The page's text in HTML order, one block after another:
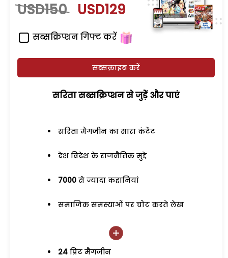
USD150 USD129
सब्सक्रिप्शन गिफ्ट करें
सब्सक्राइब करें
सरिता सब्सक्रिप्शन से जुड़ेें और पाएं
सरिता मैगजीन का सारा कंटेंट
देश विदेश के राजनैतिक मुद्दे
7000 से ज्यादा कहानियां
समाजिक समस्याओं पर चोट करते लेख
24 प्रिंट मैगजीन